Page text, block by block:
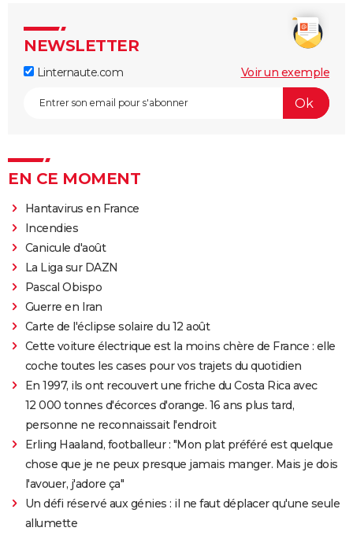
NEWSLETTER
Linternaute.com Voir un exemple
EN CE MOMENT
Hantavirus en France
Incendies
Canicule d'août
La Liga sur DAZN
Pascal Obispo
Guerre en Iran
Carte de l'éclipse solaire du 12 août
Cette voiture électrique est la moins chère de France : elle
coche toutes les cases pour vos trajets du quotidien
En 1997, ils ont recouvert une friche du Costa Rica avec
12 000 tonnes d'écorces d'orange. 16 ans plus tard,
personne ne reconnaissait l'endroit
Erling Haaland, footballeur : "Mon plat préféré est quelque
chose que je ne peux presque jamais manger. Mais je dois
l'avouer, j'adore ça"
Un défi réservé aux génies : il ne faut déplacer qu'une seule
allumette